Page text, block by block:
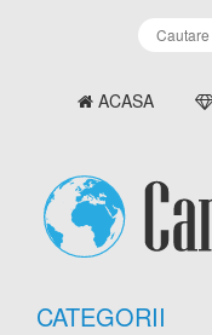
ACASA
CATEGORII